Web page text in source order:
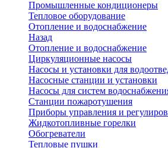
Промышленные кондиционеры
Тепловое оборудование
Отопление и водоснабжение
Назад
Отопление и водоснабжение
Циркуляционные насосы
Насосы и установки для
Насосные станции и установки
Насосы для систем
Станции пожаротушения
Приборы управления и
Жидкотопливные горелки
Обогреватели
Тепловые пушки